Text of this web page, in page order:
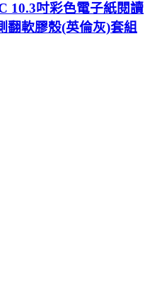
10.3吋彩色電子紙閱讀
翻軟膠殼(英倫灰)套組